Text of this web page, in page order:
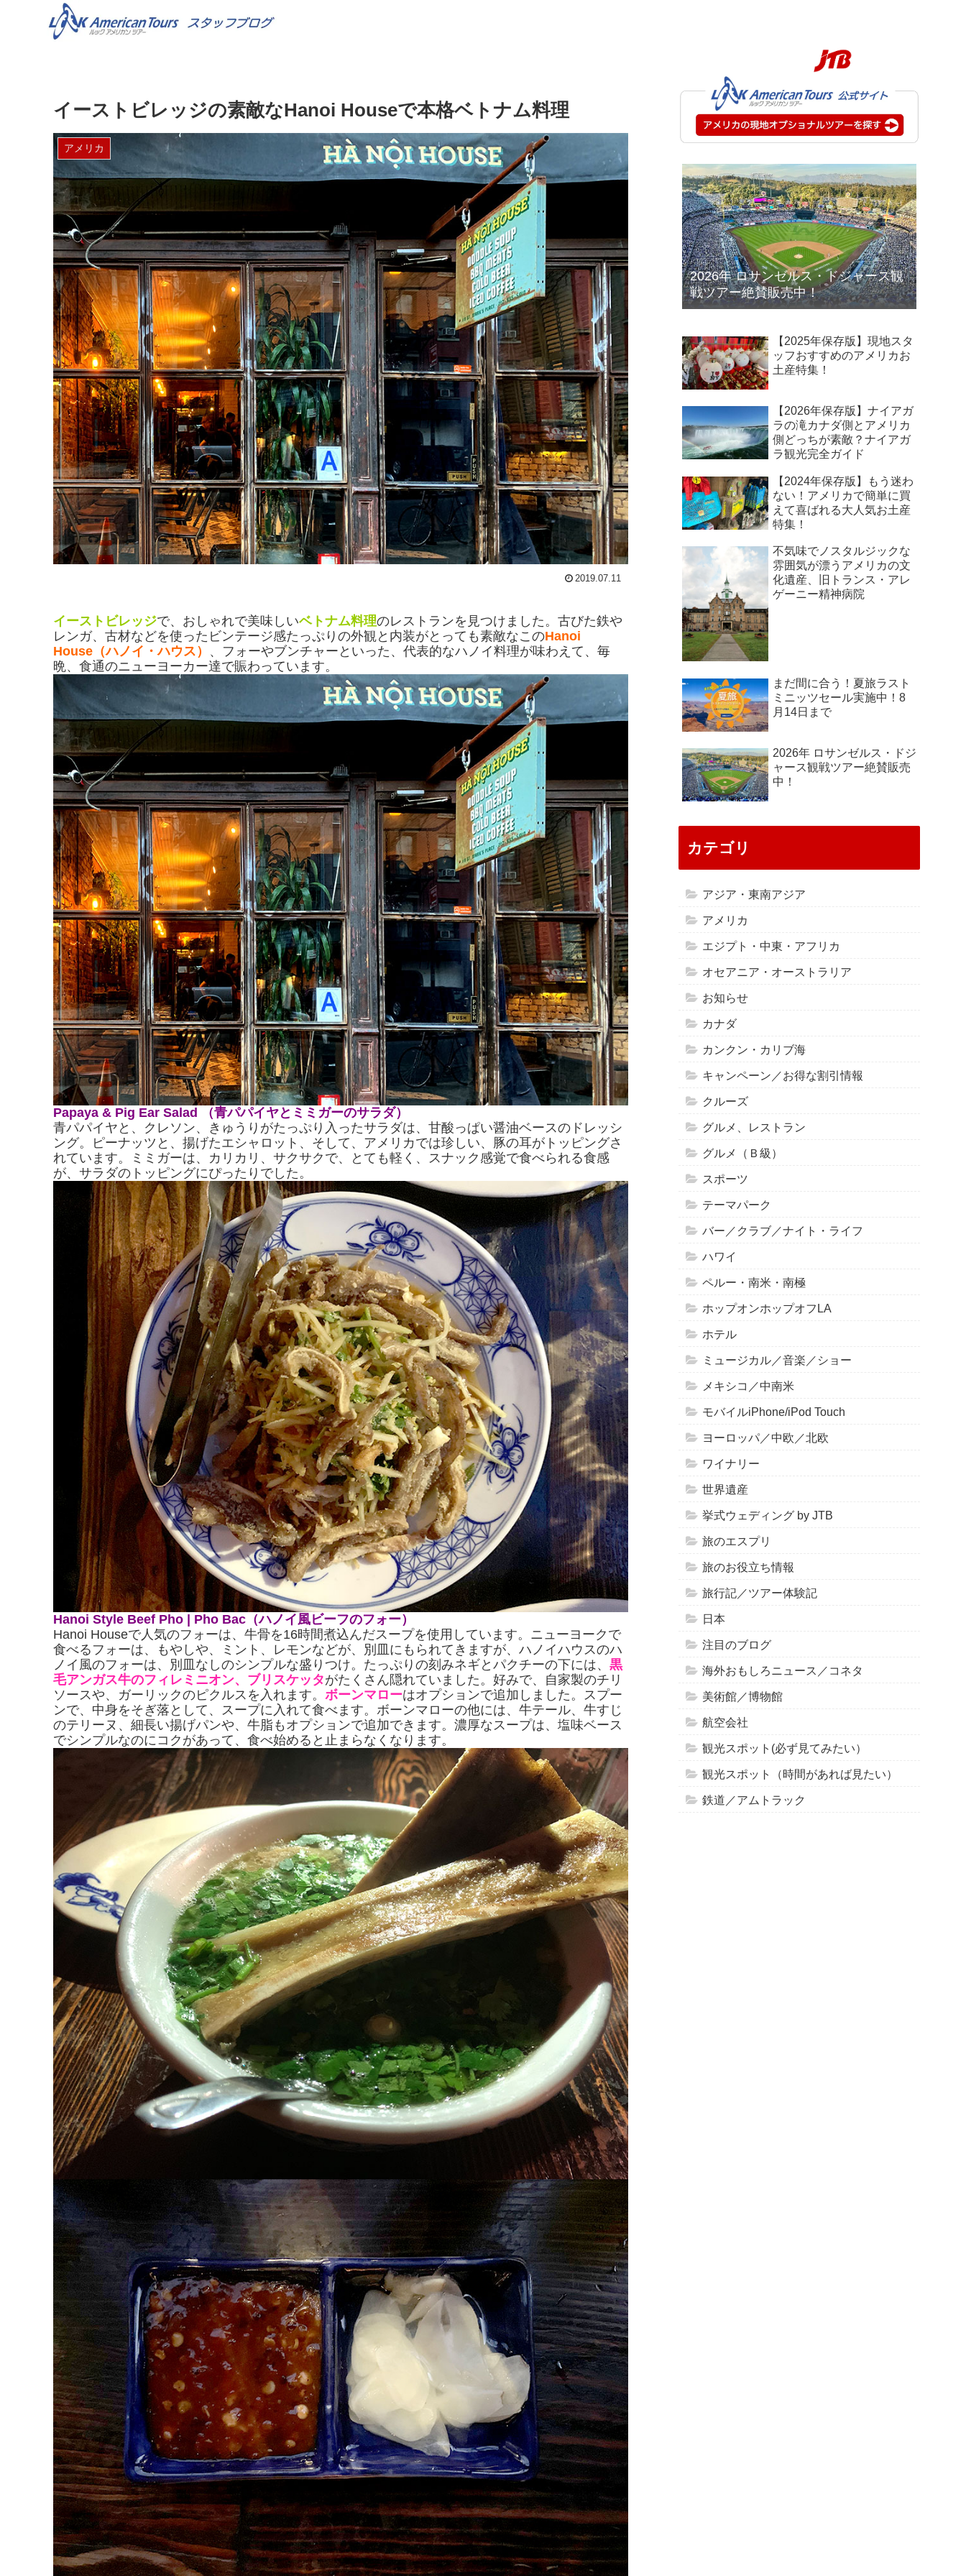
イーストビレッジの素敵なHanoi Houseで本格ベトナム料理
アメリカ
2019.07.11
イーストビレッジで、おしゃれで美味しいベトナム料理のレストランを見つけました。古びた鉄や
レンガ、古材などを使ったビンテージ感たっぷりの外観と内装がとっても素敵なこのHanoi
House（ハノイ・ハウス） 、フォーやブンチャーといった、代表的なハノイ料理が味わえて、毎
晩、食通のニューヨーカー達で賑わっています。
Papaya & Pig Ear Salad （青パパイヤとミミガーのサラダ）
青パパイヤと、クレソン、きゅうりがたっぷり入ったサラダは、甘酸っぱい醤油ベースのドレッシ
ング。ピーナッツと、揚げたエシャロット、そして、アメリカでは珍しい、豚の耳がトッピングさ
れています。ミミガーは、カリカリ、サクサクで、とても軽く、スナック感覚で食べられる食感
が、サラダのトッピングにぴったりでした。
Hanoi Style Beef Pho | Pho Bac（ハノイ風ビーフのフォー）
Hanoi Houseで人気のフォーは、牛骨を16時間煮込んだスープを使用しています。ニューヨークで
食べるフォーは、もやしや、ミント、レモンなどが、別皿にもられてきますが、ハノイハウスのハ
ノイ風のフォーは、別皿なしのシンプルな盛りつけ。たっぷりの刻みネギとパクチーの下には、 黒
毛アンガス牛のフィレミニオン、ブリスケッタがたくさん隠れていました。好みで、自家製のチリ
ソースや、ガーリックのピクルスを入れます。 ボーンマローはオプションで追加しました。スプー
ンで、中身をそぎ落として、スープに入れて食べます。ボーンマローの他には、牛テール、牛すじ
のテリーヌ、細長い揚げパンや、牛脂もオプションで追加できます。濃厚なスープは、塩味ベース
でシンプルなのにコクがあって、食べ始めると止まらなくなります。
2026年 ロサンゼルス・ドジャース観
戦ツアー絶賛販売中！
【2025年保存版】現地スタ
ッフおすすめのアメリカお
土産特集！
【2026年保存版】ナイアガ
ラの滝カナダ側とアメリカ
側どっちが素敵？ナイアガ
ラ観光完全ガイド
【2024年保存版】もう迷わ
ない！アメリカで簡単に買
えて喜ばれる大人気お土産
特集！
不気味でノスタルジックな
雰囲気が漂うアメリカの文
化遺産、旧トランス・アレ
ゲーニー精神病院
まだ間に合う！夏旅ラスト
ミニッツセール実施中！8
月14日まで
2026年 ロサンゼルス・ドジ
ャース観戦ツアー絶賛販売
中！
カテゴリ
アジア・東南アジア
アメリカ
エジプト・中東・アフリカ
オセアニア・オーストラリア
お知らせ
カナダ
カンクン・カリブ海
キャンペーン／お得な割引情報
クルーズ
グルメ、レストラン
グルメ（Ｂ級）
スポーツ
テーマパーク
バー／クラブ／ナイト・ライフ
ハワイ
ペルー・南米・南極
ホップオンホップオフLA
ホテル
ミュージカル／音楽／ショー
メキシコ／中南米
モバイルiPhone/iPod Touch
ヨーロッパ／中欧／北欧
ワイナリー
世界遺産
挙式ウェディング by JTB
旅のエスプリ
旅のお役立ち情報
旅行記／ツアー体験記
日本
注目のブログ
海外おもしろニュース／コネタ
美術館／博物館
航空会社
観光スポット(必ず見てみたい）
観光スポット（時間があれば見たい）
鉄道／アムトラック